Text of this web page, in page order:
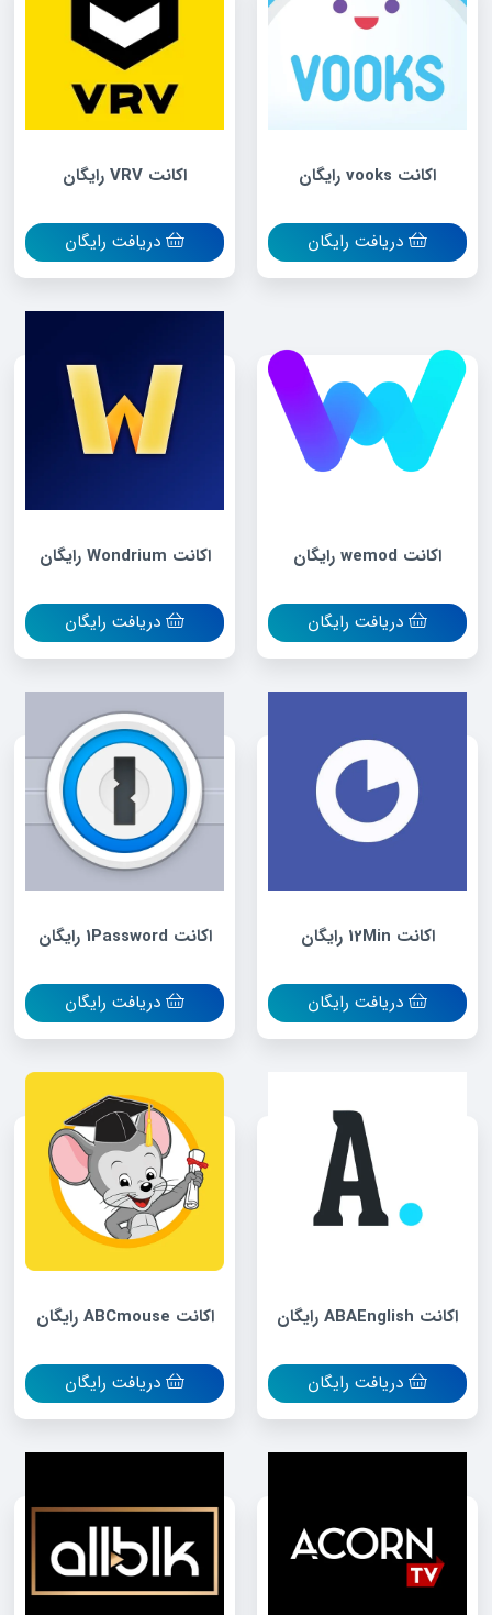
اکانت vooks رایگان
دریافت رایگان
اکانت VRV رایگان
دریافت رایگان
اکانت wemod رایگان
دریافت رایگان
اکانت Wondrium رایگان
دریافت رایگان
اکانت 12Min رایگان
دریافت رایگان
اکانت 1Password رایگان
دریافت رایگان
اکانت ABAEnglish رایگان
دریافت رایگان
اکانت ABCmouse رایگان
دریافت رایگان